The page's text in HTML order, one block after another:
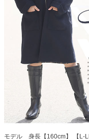
モデル 身長【160cm】 【L-